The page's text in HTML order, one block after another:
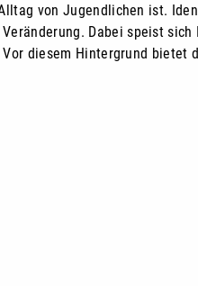
von Jugendlichen ist.
Dabei speist
diesem Hintergrund bietet